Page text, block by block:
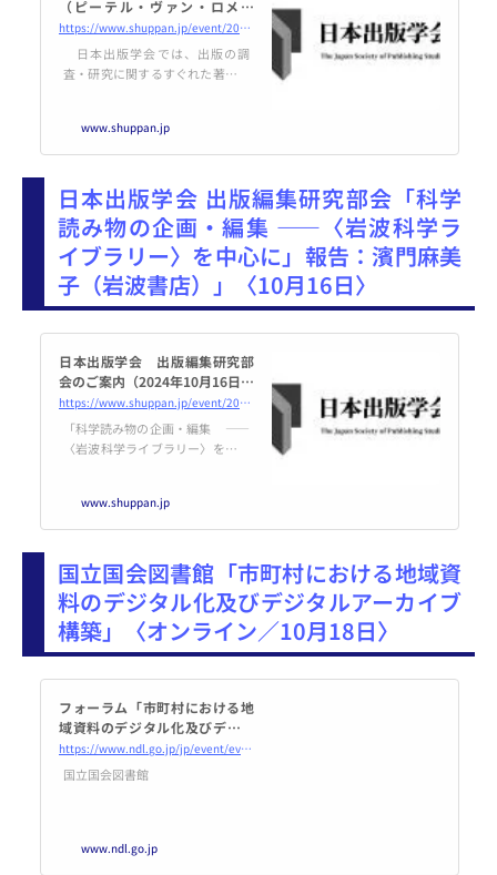
（ピーテル・ヴァン・ロメル
氏）のご案内（2024年10月9日
開催） | 日本出版学会
https://www.shuppan.jp/event/2024/09/11/3089/
日本出版学会では、出版の調
査・研究に関するすぐれた著作に
記念講演会を開催いたします。
「明治後期における教育ジャーナ
ての意義」 講 師： ピーテ
ル
www.shuppan.jp
日本出版学会 出版編集研究部会「科学
読み物の企画・編集 ――〈岩波科学ラ
イブラリー〉を中心に」報告：濱門麻美
子（岩波書店）」〈10月16日〉
日本出版学会 出版編集研究部
会のご案内（2024年10月16日開
催） | 日本出版学会
https://www.shuppan.jp/event/2024/09/04/3084/
「科学読み物の企画・編集 ――
〈岩波科学ライブラリー〉を中心
月16日（水） 18時30分～20時0
0分（最長） （開場：18時20
（Zoo
www.shuppan.jp
国立国会図書館「市町村における地域資
料のデジタル化及びデジタルアーカイブ
構築」〈オンライン／10月18日〉
フォーラム「市町村における地
域資料のデジタル化及びデジタ
ルアーカイブ構築」｜国立国会
図書館―National Diet Library
https://www.ndl.go.jp/jp/event/events/20241018digi_info.html
国立国会図書館
www.ndl.go.jp